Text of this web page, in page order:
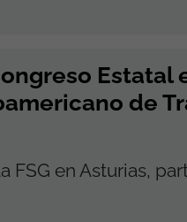
Estatal
de
FSG en Asturias,